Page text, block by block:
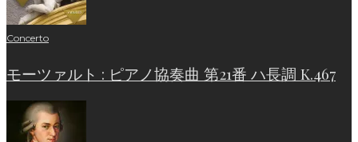
Concerto
モーツァルト : ピアノ協奏曲 第21番 ハ長調 K.467